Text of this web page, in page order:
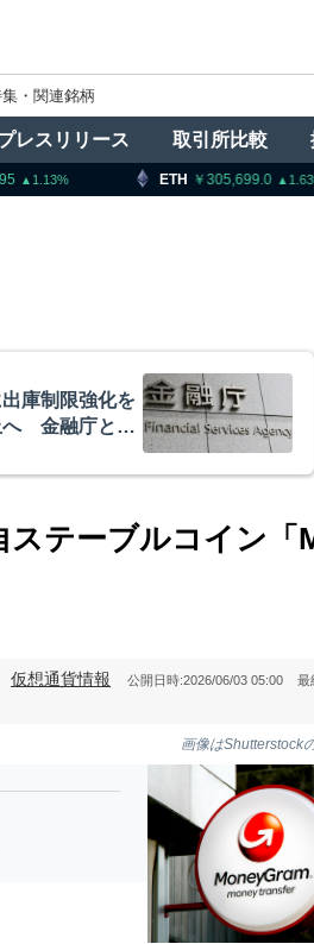
・関連銘柄
レスリリース 取引所比較
XRP 164.31
リアム・
終段階に典型
テーブルコイン「
仮想通貨情報 公開日時:2026/06/03 05:00 最
画像はShutterstock